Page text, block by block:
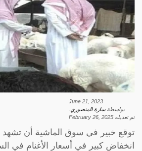
June 21, 2023
بواسطةسارة المنصوري
تم تعديله February 26, 2025
توقع خبير في سوق الماشية أن تشهد
انخفاض كبير في أسعار الأغنام في